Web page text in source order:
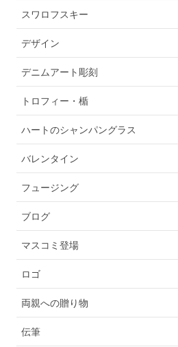
スワロフスキー
デザイン
デニムアート彫刻
トロフィー・楯
ハートのシャンパングラス
バレンタイン
フュージング
ブログ
マスコミ登場
ロゴ
両親への贈り物
伝筆